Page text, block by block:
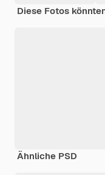
Diese Fotos
Ähnliche PSD